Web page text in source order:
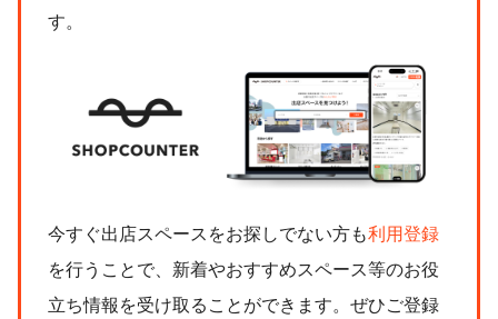
す。
今すぐ出店スペースをお探しでない方も利用登録
を行うことで、新着やおすすめスペース等のお役
立ち情報を受け取ることができます。ぜひご登録